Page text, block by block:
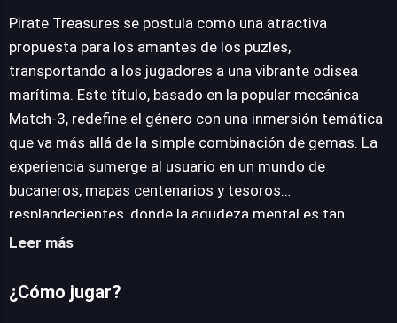
JUEGALO AHORA
Pirate Treasures se postula como una atractiva
propuesta para los amantes de los puzles,
transportando a los jugadores a una vibrante odisea
marítima. Este título, basado en la popular mecánica
Match-3, redefine el género con una inmersión temática
que va más allá de la simple combinación de gemas. La
experiencia sumerge al usuario en un mundo de
bucaneros, mapas centenarios y tesoros
resplandecientes, donde la agudeza mental es tan
crucial como la valentía en alta mar. Visualmente, el
islas y misteriosas ruinas, complementado por una
Leer más
¿Cómo jugar?